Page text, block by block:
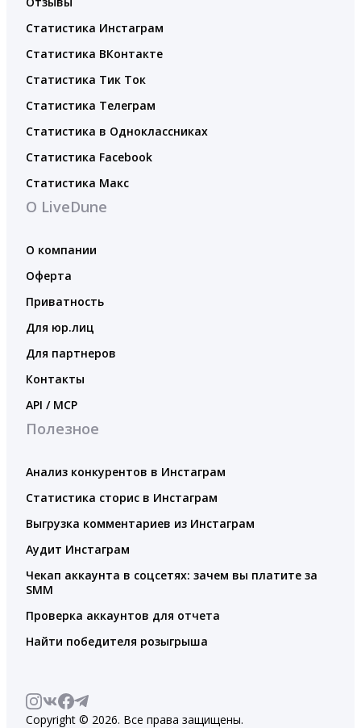
Статистика Инстаграм
Статистика ВКонтакте
Статистика Тик Ток
Статистика Телеграм
Статистика в Одноклассниках
Статистика Facebook
Статистика Макс
О LiveDune
О компании
Оферта
Приватность
Для юр.лиц
Для партнеров
Контакты
API / MCP
Полезное
Анализ конкурентов в Инстаграм
Статистика сторис в Инстаграм
Выгрузка комментариев из Инстаграм
Аудит Инстаграм
Чекап аккаунта в соцсетях: зачем вы платите за
SMM
Проверка аккаунтов для отчета
Найти победителя розыгрыша
Copyright © 2026. Все права защищены.